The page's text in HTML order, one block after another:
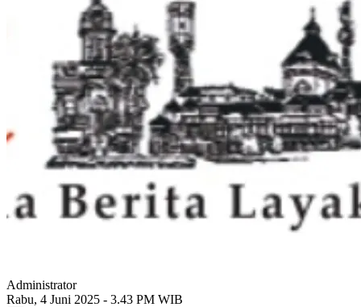
Administrator
Rabu, 4 Juni 2025 - 3.43 PM WIB